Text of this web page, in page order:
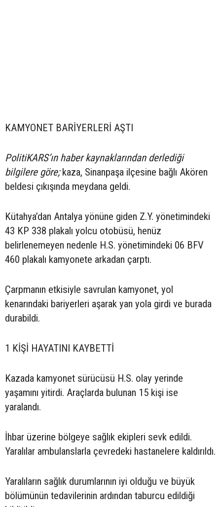
KAMYONET BARİYERLERİ AŞTI
PolitiKARS’ın haber kaynaklarından derlediği
bilgilere göre;kaza, Sinanpaşa ilçesine bağlı Akören
beldesi çıkışında meydana geldi.
Kütahya’dan Antalya yönüne giden Z.Y. yönetimindeki
43 KP 338 plakalı yolcu otobüsü, henüz
belirlenemeyen nedenle H.S. yönetimindeki 06 BFV
460 plakalı kamyonete arkadan çarptı.
Çarpmanın etkisiyle savrulan kamyonet, yol
kenarındaki bariyerleri aşarak yan yola girdi ve burada
durabildi.
1 KİŞİ HAYATINI KAYBETTİ
Kazada kamyonet sürücüsü H.S. olay yerinde
yaşamını yitirdi. Araçlarda bulunan 15 kişi ise
yaralandı.
İhbar üzerine bölgeye sağlık ekipleri sevk edildi.
Yaralılar ambulanslarla çevredeki hastanelere kaldırıldı.
Yaralıların sağlık durumlarının iyi olduğu ve büyük
bölümünün tedavilerinin ardından taburcu edildiği